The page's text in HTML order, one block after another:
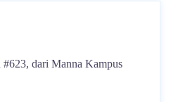
dari Manna Kampus